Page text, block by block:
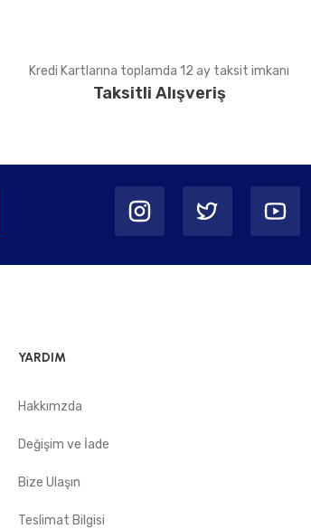
Kredi Kartlarına toplamda 12 ay taksit imkanı
Taksitli Alışveriş
YARDIM
Hakkımzda
Değişim ve İade
Bize Ulaşın
Teslimat Bilgisi